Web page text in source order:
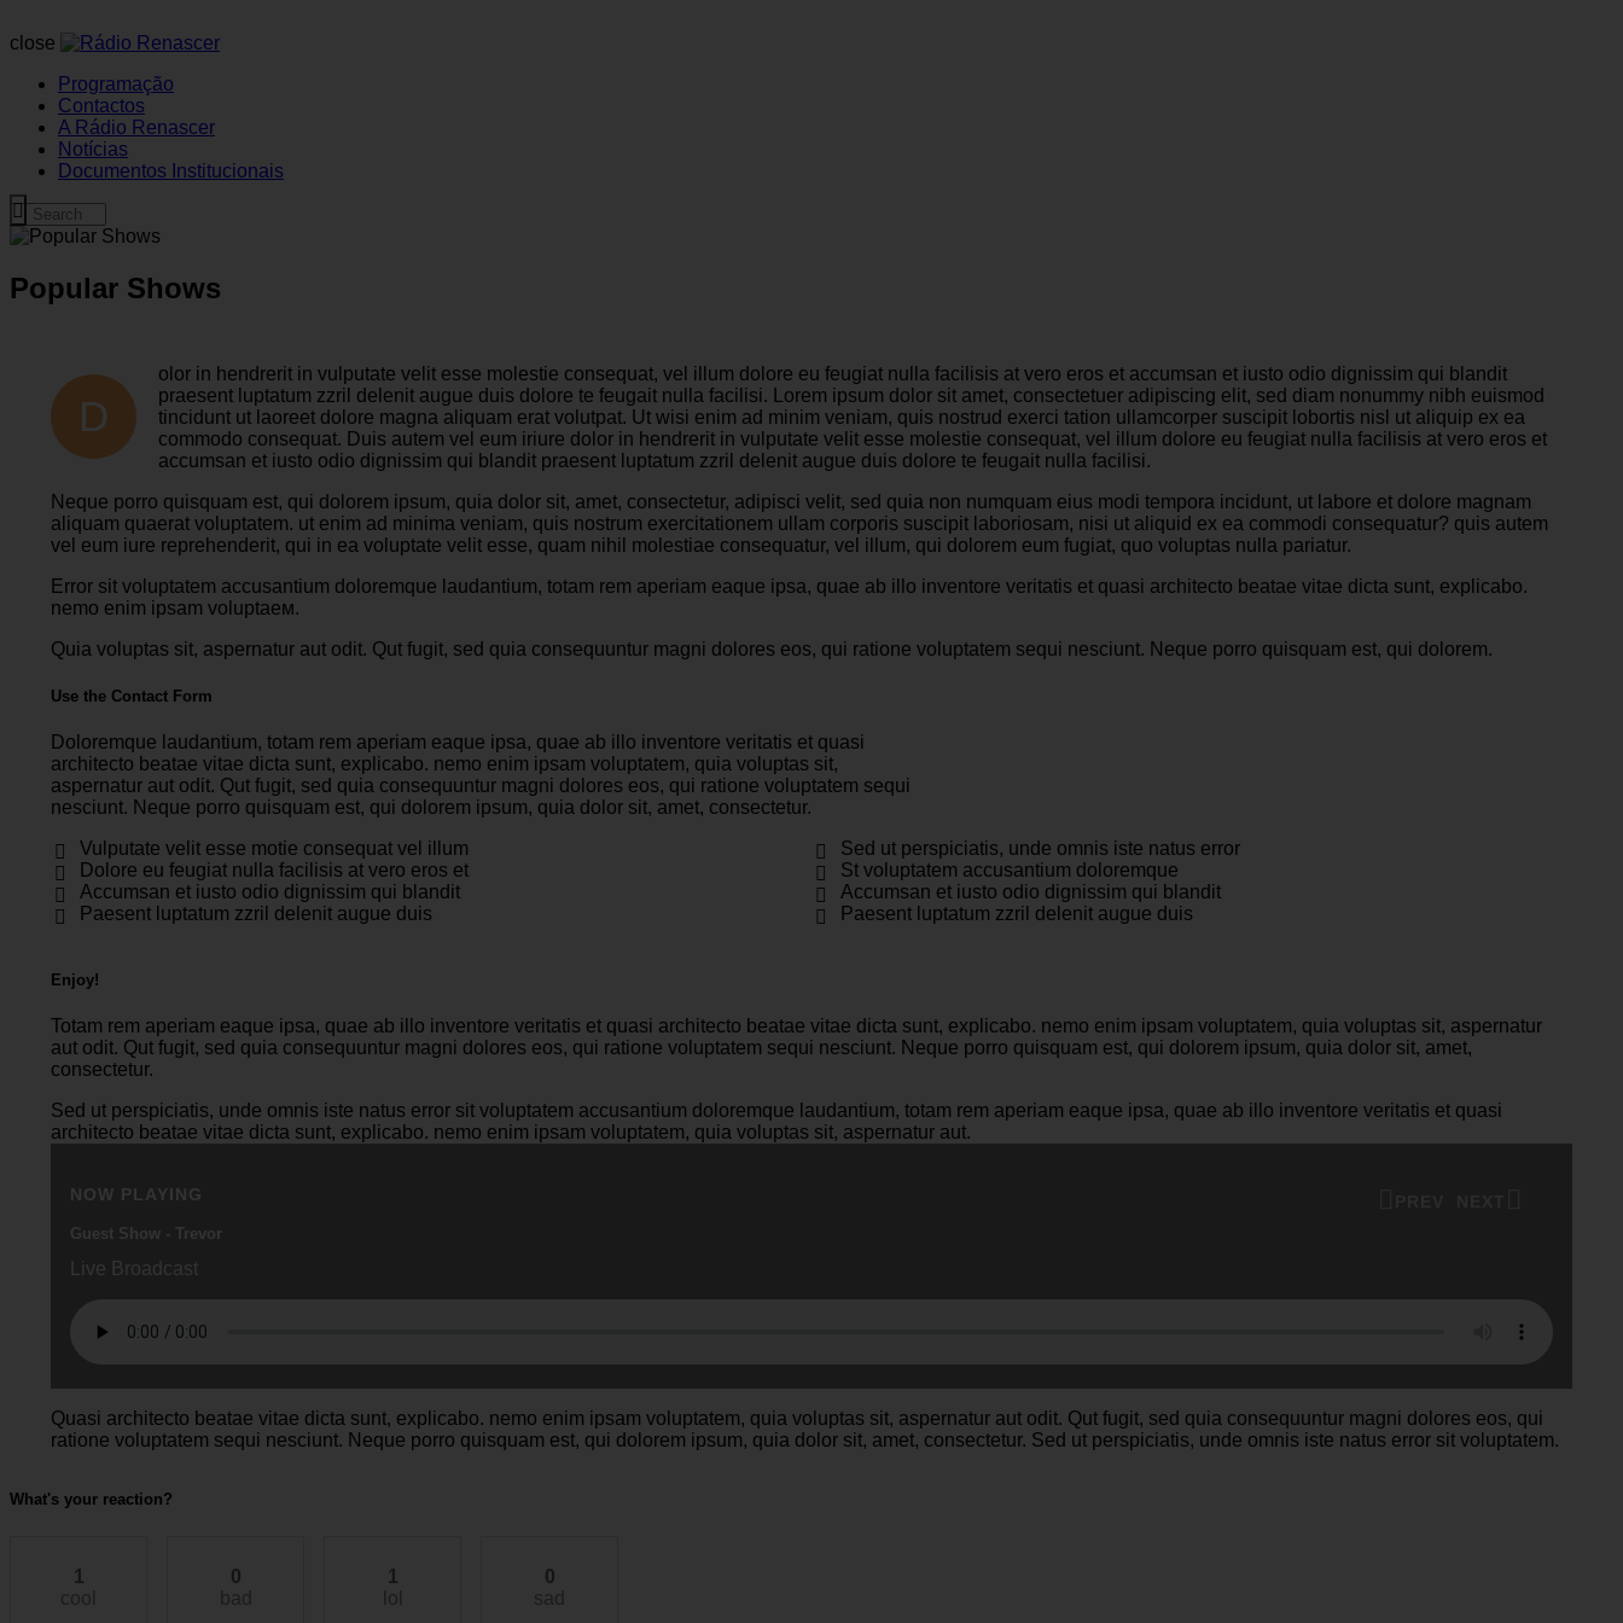
close
Programação
Contactos
A Rádio Renascer
Notícias
Documentos Institucionais
Popular Shows
D
olor in hendrerit in vulputate velit esse molestie consequat, vel illum dolore eu feugiat nulla facilisis at vero eros et accumsan et iusto odio dignissim qui blandit
praesent luptatum zzril delenit augue duis dolore te feugait nulla facilisi. Lorem ipsum dolor sit amet, consectetuer adipiscing elit, sed diam nonummy nibh euismod
tincidunt ut laoreet dolore magna aliquam erat volutpat. Ut wisi enim ad minim veniam, quis nostrud exerci tation ullamcorper suscipit lobortis nisl ut aliquip ex ea
commodo consequat. Duis autem vel eum iriure dolor in hendrerit in vulputate velit esse molestie consequat, vel illum dolore eu feugiat nulla facilisis at vero eros et
accumsan et iusto odio dignissim qui blandit praesent luptatum zzril delenit augue duis dolore te feugait nulla facilisi.
Neque porro quisquam est, qui dolorem ipsum, quia dolor sit, amet, consectetur, adipisci velit, sed quia non numquam eius modi tempora incidunt, ut labore et dolore magnam
aliquam quaerat voluptatem. ut enim ad minima veniam, quis nostrum exercitationem ullam corporis suscipit laboriosam, nisi ut aliquid ex ea commodi consequatur? quis autem
vel eum iure reprehenderit, qui in ea voluptate velit esse, quam nihil molestiae consequatur, vel illum, qui dolorem eum fugiat, quo voluptas nulla pariatur.
Error sit voluptatem accusantium doloremque laudantium, totam rem aperiam eaque ipsa, quae ab illo inventore veritatis et quasi architecto beatae vitae dicta sunt, explicabo.
nemo enim ipsam voluptaем.
Quia voluptas sit, aspernatur aut odit. Qut fugit, sed quia consequuntur magni dolores eos, qui ratione voluptatem sequi nesciunt. Neque porro quisquam est, qui dolorem.
Use the Contact Form
Doloremque laudantium, totam rem aperiam eaque ipsa, quae ab illo inventore veritatis et quasi
architecto beatae vitae dicta sunt, explicabo. nemo enim ipsam voluptatem, quia voluptas sit,
aspernatur aut odit. Qut fugit, sed quia consequuntur magni dolores eos, qui ratione voluptatem sequi
nesciunt. Neque porro quisquam est, qui dolorem ipsum, quia dolor sit, amet, consectetur.
Vulputate velit esse motie consequat vel illum
Dolore eu feugiat nulla facilisis at vero eros et
Accumsan et iusto odio dignissim qui blandit
Paesent luptatum zzril delenit augue duis
Sed ut perspiciatis, unde omnis iste natus error
St voluptatem accusantium doloremque
Accumsan et iusto odio dignissim qui blandit
Paesent luptatum zzril delenit augue duis
Enjoy!
Totam rem aperiam eaque ipsa, quae ab illo inventore veritatis et quasi architecto beatae vitae dicta sunt, explicabo. nemo enim ipsam voluptatem, quia voluptas sit, aspernatur
aut odit. Qut fugit, sed quia consequuntur magni dolores eos, qui ratione voluptatem sequi nesciunt. Neque porro quisquam est, qui dolorem ipsum, quia dolor sit, amet,
consectetur.
Sed ut perspiciatis, unde omnis iste natus error sit voluptatem accusantium doloremque laudantium, totam rem aperiam eaque ipsa, quae ab illo inventore veritatis et quasi
architecto beatae vitae dicta sunt, explicabo. nemo enim ipsam voluptatem, quia voluptas sit, aspernatur aut.
NOW PLAYING
Guest Show - Trevor
Live Broadcast
NOW PLAYING
In My Mind
Live Broadcast
Quasi architecto beatae vitae dicta sunt, explicabo. nemo enim ipsam voluptatem, quia voluptas sit, aspernatur aut odit. Qut fugit, sed quia consequuntur magni dolores eos, qui
ratione voluptatem sequi nesciunt. Neque porro quisquam est, qui dolorem ipsum, quia dolor sit, amet, consectetur. Sed ut perspiciatis, unde omnis iste natus error sit voluptatem.
What's your reaction?
1
cool
0
bad
1
lol
0
sad